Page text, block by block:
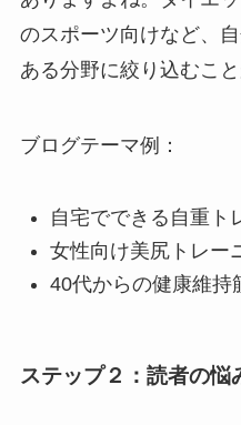
のスポーツ向けなど、
ある分野に絞り込むこと
ブログテーマ例：
自宅でできる自重ト
女性向け美尻トレー
40代からの健康維持
ステップ２： 読者の悩